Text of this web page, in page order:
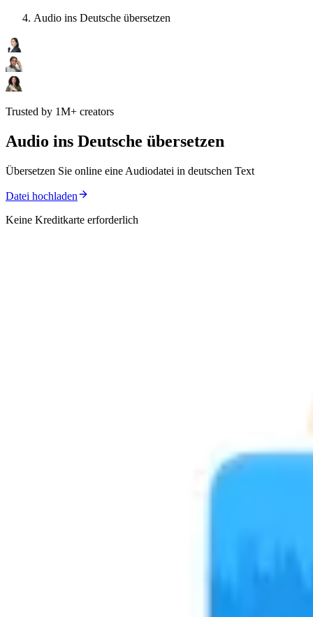
Audio ins Deutsche übersetzen
Trusted by 1M+ creators
Audio ins Deutsche übersetzen
Übersetzen Sie online eine Audiodatei in deutschen Text
Datei hochladen
Keine Kreditkarte erforderlich